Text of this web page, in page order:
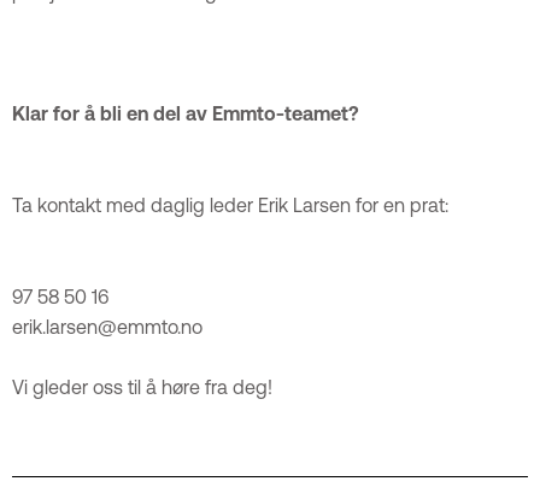
Klar for å bli en del av Emmto-teamet?
Ta kontakt med daglig leder Erik Larsen for en prat:
97 58 50 16
erik.larsen@emmto.no
Vi gleder oss til å høre fra deg!